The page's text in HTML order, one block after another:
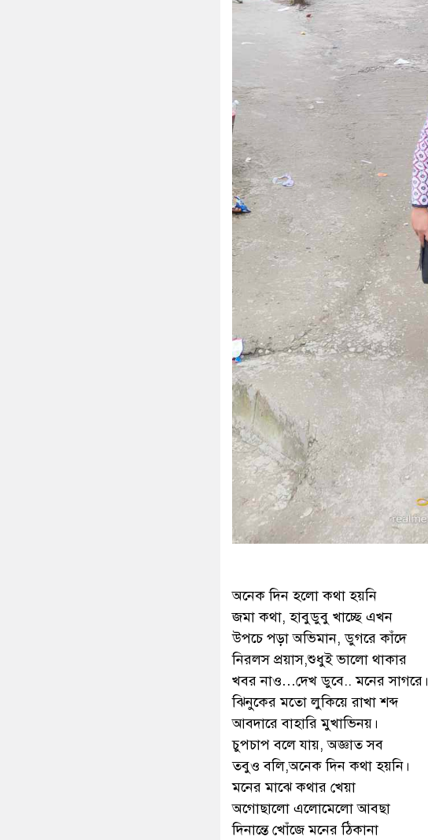
অনেক দিন হলো কথা হয়নি
জমা কথা, হাবুডুবু খাচ্ছে এখন
উপচে পড়া অভিমান, ডুগরে কাঁদে
নিরলস প্রয়াস,শুধুই ভালো থাকার
খবর নাও…দেখ ডুবে.. মনের সাগরে।
ঝিনুকের মতো লুকিয়ে রাখা শব্দ
আবদারে বাহারি মুখাভিনয়।
চুপচাপ বলে যায়, অজ্ঞাত সব
তবুও বলি,অনেক দিন কথা হয়নি।
মনের মাঝে কথার খেয়া
অগোছালো এলোমেলো আবছা
দিনান্তে খোঁজে মনের ঠিকানা